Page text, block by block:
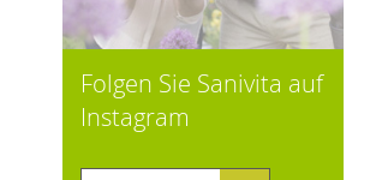
Folgen Sie Sanivita auf
Instagram